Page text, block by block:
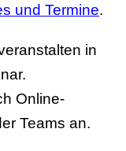
und Termine.
in
Online-
Teams an.